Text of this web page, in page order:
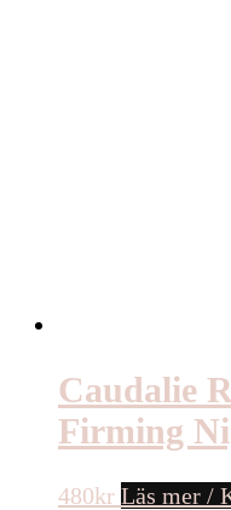
Caudalie
Firming
480kr Läs mer /